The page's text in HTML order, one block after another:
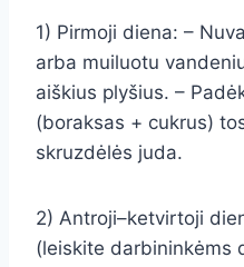
1) Pirmoji diena: –
arba muiluotu
aiškius plyšius. –
(boraksas + cukrus)
skruzdėlės juda.
2) Antroji–ketvirtoji
(leiskite darbininkėms